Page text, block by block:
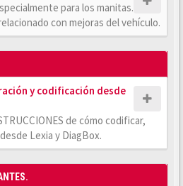
para los manitas.
con mejoras del vehículo.
y codificación desde
de cómo codificar,
Lexia y DiagBox.